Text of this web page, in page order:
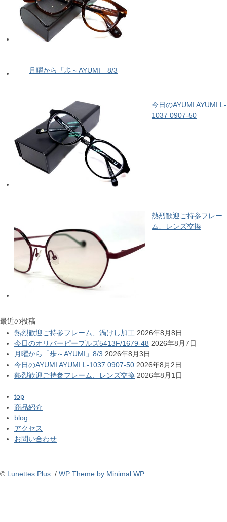
月曜から「歩～AYUMI」8/3
今日のAYUMI AYUMI L-
1037 0907-50
熱烈歓迎ご持参フレー
ム、レンズ交換
最近の投稿
熱烈歓迎ご持参フレーム、渦けし加工 2026年8月8日
今日のオリバーピープルズ5413F/1679-48 2026年8月7日
月曜から「歩～AYUMI」8/3 2026年8月3日
今日のAYUMI AYUMI L-1037 0907-50 2026年8月2日
熱烈歓迎ご持参フレーム、レンズ交換 2026年8月1日
top
商品紹介
blog
アクセス
お問い合わせ
© Lunettes Plus . / WP Theme by Minimal WP